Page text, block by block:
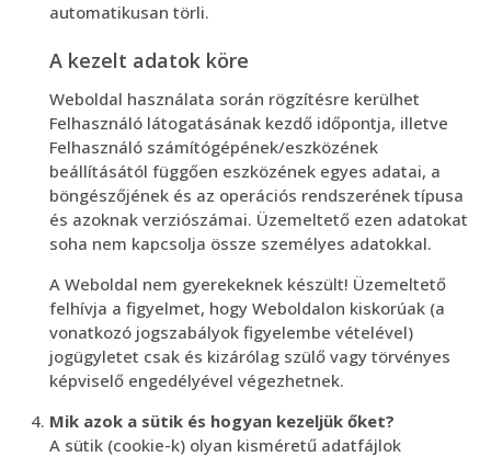
automatikusan törli.
A kezelt adatok köre
Weboldal használata során rögzítésre kerülhet
Felhasználó látogatásának kezdő időpontja, illetve
Felhasználó számítógépének/eszközének
beállításától függően eszközének egyes adatai, a
böngészőjének és az operációs rendszerének típusa
és azoknak verziószámai. Üzemeltető ezen adatokat
soha nem kapcsolja össze személyes adatokkal.
A Weboldal nem gyerekeknek készült! Üzemeltető
felhívja a figyelmet, hogy Weboldalon kiskorúak (a
vonatkozó jogszabályok figyelembe vételével)
jogügyletet csak és kizárólag szülő vagy törvényes
képviselő engedélyével végezhetnek.
Mik azok a sütik és hogyan kezeljük őket?
A sütik (cookie-k) olyan kisméretű adatfájlok